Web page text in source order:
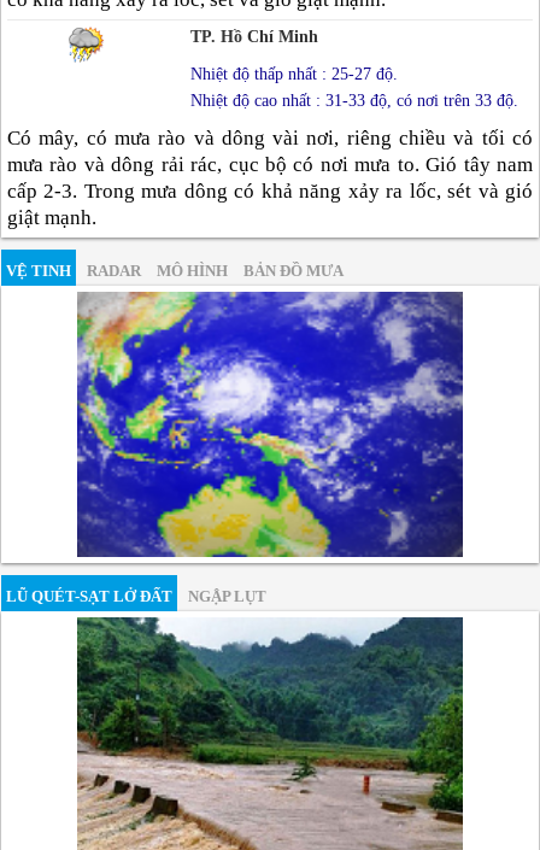
TP. Hồ Chí Minh
Nhiệt độ thấp nhất : 25-27 độ.
Nhiệt độ cao nhất : 31-33 độ, có nơi trên 33 độ.
Có mây, có mưa rào và dông vài nơi, riêng chiều và tối có
mưa rào và dông rải rác, cục bộ có nơi mưa to. Gió tây nam
cấp 2-3. Trong mưa dông có khả năng xảy ra lốc, sét và gió
giật mạnh.
VỆ TINH RADAR MÔ HÌNH BẢN ĐỒ MƯA
LŨ QUÉT-SẠT LỞ ĐẤT NGẬP LỤT